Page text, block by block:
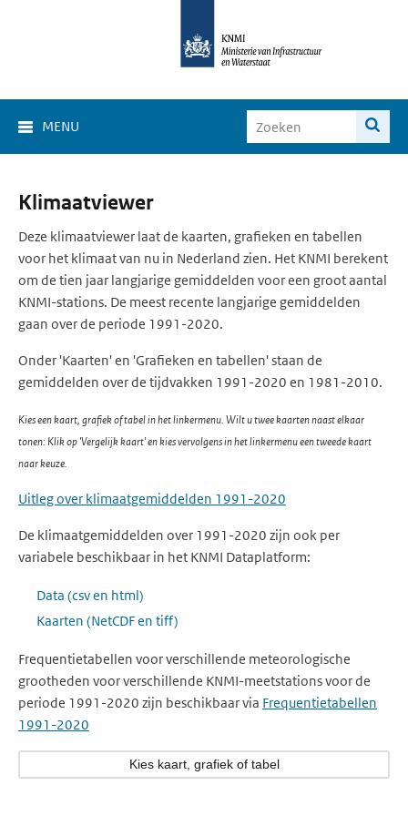
MENU
Klimaat
Viewer
Klimaatviewer
Deze klimaatviewer laat de kaarten, grafieken en tabellen
voor het klimaat van nu in Nederland zien. Het KNMI berekent
om de tien jaar langjarige gemiddelden voor een groot aantal
KNMI-stations. De meest recente langjarige gemiddelden
gaan over de periode 1991-2020.
Onder 'Kaarten' en 'Grafieken en tabellen' staan de
gemiddelden over de tijdvakken 1991-2020 en 1981-2010.
Kies een kaart, grafiek of tabel in het linkermenu. Wilt u twee kaarten naast elkaar
tonen: Klik op 'Vergelijk kaart' en kies vervolgens in het linkermenu een tweede kaart
naar keuze.
Uitleg over klimaatgemiddelden 1991-2020
De klimaatgemiddelden over 1991-2020 zijn ook per
variabele beschikbaar in het KNMI Dataplatform:
Data (csv en html)
Kaarten (NetCDF en tiff)
Frequentietabellen voor verschillende meteorologische
grootheden voor verschillende KNMI-meetstations voor de
periode 1991-2020 zijn beschikbaar via Frequentietabellen
1991-2020
Kies kaart, grafiek of tabel